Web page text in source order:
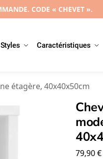
CODE « CHEVET ».
Styles Caractéristiques
étagère, 40x40x50cm
79,90€